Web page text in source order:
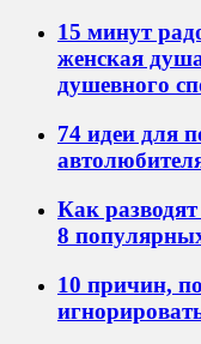
15 минут
женская
душевного
74 идеи для
Как
8
10 причин,